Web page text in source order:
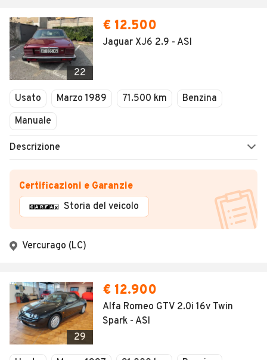
22
€ 12.500
Jaguar XJ6 2.9 - ASI
Usato Marzo 1989 71.500 km
Benzina
Manuale
Descrizione
Certificazioni e Garanzie
Storia del veicolo
Vercurago (LC)
29
€ 12.900
Alfa Romeo GTV 2.0i 16v Twin
Spark - ASI